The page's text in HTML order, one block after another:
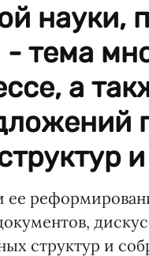
науки,
тема
а
ее
структур и